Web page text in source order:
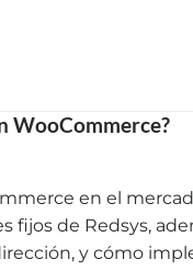
WooCommerce?
en el
fijos de Redsys,
y cómo